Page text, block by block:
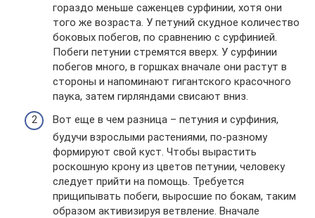
гораздо меньше саженцев сурфинии, хотя они
того же возраста. У петуний скудное количество
боковых побегов, по сравнению с сурфинией.
Побеги петунии стремятся вверх. У сурфинии
побегов много, в горшках вначале они растут в
стороны и напоминают гигантского красочного
паука, затем гирляндами свисают вниз.
Вот еще в чем разница – петуния и сурфиния,
будучи взрослыми растениями, по-разному
формируют свой куст. Чтобы вырастить
роскошную крону из цветов петунии, человеку
следует прийти на помощь. Требуется
прищипывать побеги, выросшие по бокам, таким
образом активизируя ветвление. Вначале